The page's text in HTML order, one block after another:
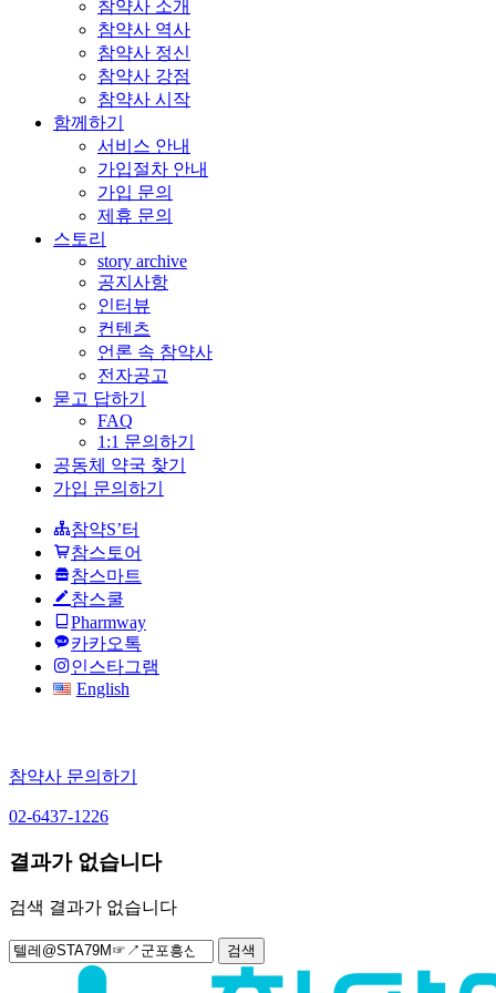
참약사 소개
참약사 역사
참약사 정신
참약사 강점
참약사 시작
함께하기
서비스 안내
가입절차 안내
가입 문의
제휴 문의
스토리
story archive
공지사항
인터뷰
컨텐츠
언론 속 참약사
전자공고
묻고 답하기
FAQ
1:1 문의하기
공동체 약국 찾기
가입 문의하기
참약S’터
참스토어
참스마트
참스쿨
Pharmway
카카오톡
인스타그램
English
참약사 문의하기
02-6437-1226
결과가 없습니다
검색 결과가 없습니다
검